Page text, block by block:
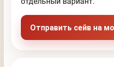
Отправить сейв на